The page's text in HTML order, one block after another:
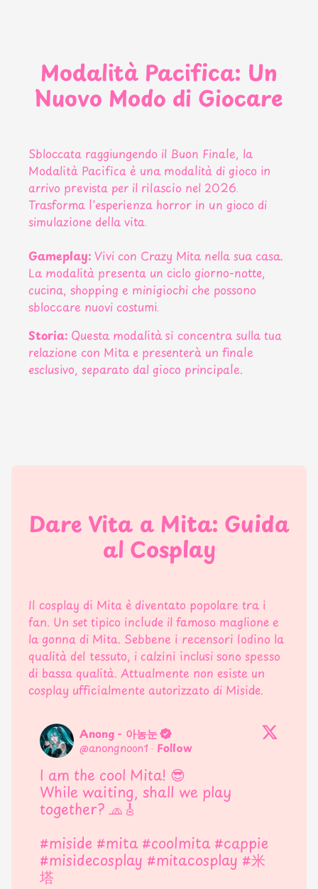
Modalità Pacifica: Un
Nuovo Modo di Giocare
Sbloccata raggiungendo il Buon Finale, la
Modalità Pacifica è una modalità di gioco in
arrivo prevista per il rilascio nel 2026.
Trasforma l'esperienza horror in un gioco di
simulazione della vita.
Gameplay: Vivi con Crazy Mita nella sua casa.
La modalità presenta un ciclo giorno-notte,
cucina, shopping e minigiochi che possono
sbloccare nuovi costumi.
Storia: Questa modalità si concentra sulla tua
relazione con Mita e presenterà un finale
esclusivo, separato dal gioco principale.
Dare Vita a Mita: Guida
al Cosplay
Il cosplay di Mita è diventato popolare tra i
fan. Un set tipico include il famoso maglione e
la gonna di Mita. Sebbene i recensori lodino la
qualità del tessuto, i calzini inclusi sono spesso
di bassa qualità. Attualmente non esiste un
cosplay ufficialmente autorizzato di Miside.
Anong - 아농눈
@anongnoon1 · Follow
I am the cool Mita! 😎
While waiting, shall we play
together? 🧢🎸
#miside #mita #coolmita #cappie
#misidecosplay #mitacosplay #米
塔